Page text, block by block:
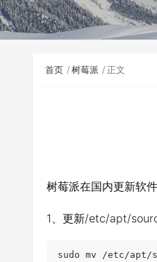
首页 树莓派 正文
树莓派在国内更新软
1、更新/etc/apt/
sudo mv /etc/